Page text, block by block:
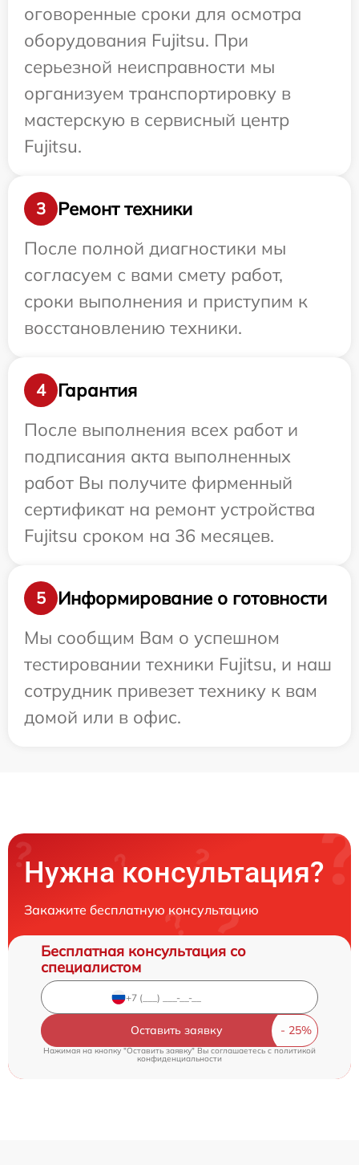
оговоренные сроки для осмотра
оборудования Fujitsu. При
серьезной неисправности мы
организуем транспортировку в
мастерскую в сервисный центр
Fujitsu.
3
Ремонт техники
После полной диагностики мы
согласуем с вами смету работ,
сроки выполнения и приступим к
восстановлению техники.
4
Гарантия
После выполнения всех работ и
подписания акта выполненных
работ Вы получите фирменный
сертификат на ремонт устройства
Fujitsu сроком на 36 месяцев.
5
Информирование о готовности
Мы сообщим Вам о успешном
тестировании техники Fujitsu, и наш
сотрудник привезет технику к вам
домой или в офис.
Нужна консультация?
Закажите бесплатную консультацию
Бесплатная консультация со
специалистом
Оставить заявку
Нажимая на кнопку "Оставить заявку" Вы соглашаетесь cполитикой
конфиденциальности